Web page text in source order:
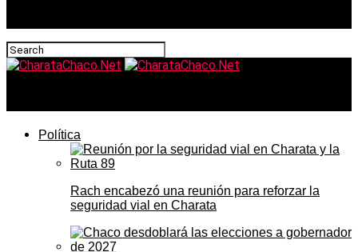
Política
Rach encabezó una reunión para reforzar la
seguridad vial en Charata